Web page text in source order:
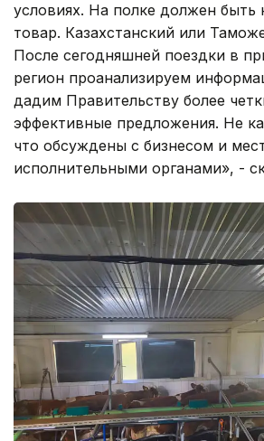
условиях. На полке должен быть
товар. Казахстанский или
После сегодняшней поездки в
регион проанализируем
дадим Правительству более
эффективные предложения. Не
что обсуждены с бизнесом и
исполнительными органами», -